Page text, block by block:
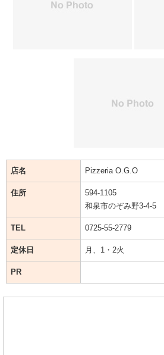
店名 Pizzeria O.G.O
住所
594-1105
和泉市のぞみ野3-4-5
TEL 0725-55-2779
定休日 月、1・2火
PR